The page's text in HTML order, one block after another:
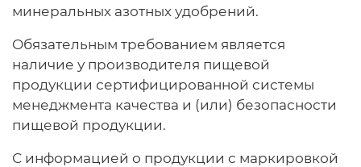
минеральных азотных удобрений.
Обязательным требованием является
наличие у производителя пищевой
продукции сертифицированной системы
менеджмента качества и (или) безопасности
пищевой продукции.
С информацией о продукции с маркировкой